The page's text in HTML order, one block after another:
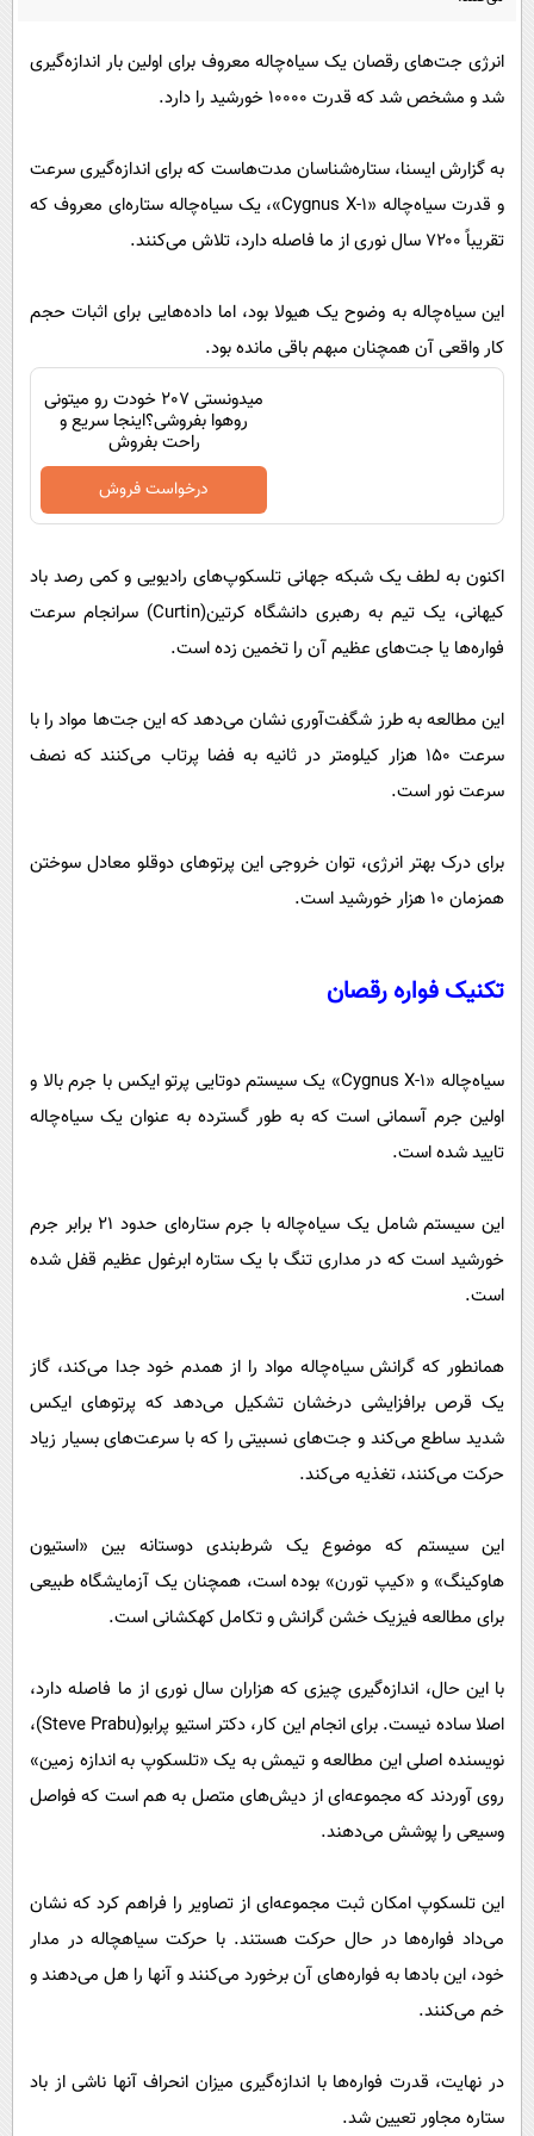
فناوری
گوناگون
سلامت
بین الملل
اجتماعی
حیات وحش
روانشناسی
آشپزی
انرژی جت‌های رقصان یک سیاه‌چاله معروف برای اولین بار اندازه‌گیری
شد و مشخص شد که قدرت ۱۰۰۰۰ خورشید را دارد.
به گزارش ایسنا، ستاره‌شناسان مدت‌هاست که برای اندازه‌گیری سرعت
و قدرت سیاه‌چاله «Cygnus X-1»، یک سیاه‌چاله ستاره‌ای معروف که
تقریباً ۷۲۰۰ سال نوری از ما فاصله دارد، تلاش می‌کنند.
این سیاه‌چاله به وضوح یک هیولا بود، اما داده‌هایی برای اثبات حجم
کار واقعی آن همچنان مبهم باقی مانده بود.
میدونستی 207 خودت رو میتونی
روهوا بفروشی؟اینجا سریع و
راحت بفروش
درخواست فروش
اکنون به لطف یک شبکه جهانی تلسکوپ‌های رادیویی و کمی رصد باد
کیهانی، یک تیم به رهبری دانشگاه کرتین(Curtin) سرانجام سرعت
فواره‌ها یا جت‌های عظیم آن را تخمین زده است.
این مطالعه به طرز شگفت‌آوری نشان می‌دهد که این جت‌ها مواد را با
سرعت ۱۵۰ هزار کیلومتر در ثانیه به فضا پرتاب می‌کنند که نصف
سرعت نور است.
برای درک بهتر انرژی، توان خروجی این پرتوهای دوقلو معادل سوختن
همزمان ۱۰ هزار خورشید است.
تکنیک فواره رقصان
سیاه‌چاله «Cygnus X-1» یک سیستم دوتایی پرتو ایکس با جرم بالا و
اولین جرم آسمانی است که به طور گسترده به عنوان یک سیاه‌چاله
تایید شده است.
این سیستم شامل یک سیاه‌چاله با جرم ستاره‌ای حدود ۲۱ برابر جرم
خورشید است که در مداری تنگ با یک ستاره ابرغول عظیم قفل شده
است.
همانطور که گرانش سیاه‌چاله مواد را از همدم خود جدا می‌کند، گاز
یک قرص برافزایشی درخشان تشکیل می‌دهد که پرتوهای ایکس
شدید ساطع می‌کند و جت‌های نسبیتی را که با سرعت‌های بسیار زیاد
حرکت می‌کنند، تغذیه می‌کند.
این سیستم که موضوع یک شرط‌بندی دوستانه بین «استیون
هاوکینگ» و «کیپ تورن» بوده است، همچنان یک آزمایشگاه طبیعی
برای مطالعه فیزیک خشن گرانش و تکامل کهکشانی است.
با این حال، اندازه‌گیری چیزی که هزاران سال نوری از ما فاصله دارد،
اصلا ساده نیست. برای انجام این کار، دکتر استیو پرابو(Steve Prabu)،
نویسنده اصلی این مطالعه و تیمش به یک «تلسکوپ به اندازه زمین»
روی آوردند که مجموعه‌ای از دیش‌های متصل به هم است که فواصل
وسیعی را پوشش می‌دهند.
این تلسکوپ امکان ثبت مجموعه‌ای از تصاویر را فراهم کرد که نشان
می‌داد فواره‌ها در حال حرکت هستند. با حرکت سیاهچاله در مدار
خود، این بادها به فواره‌های آن برخورد می‌کنند و آنها را هل می‌دهند و
خم می‌کنند.
در نهایت، قدرت فواره‌ها با اندازه‌گیری میزان انحراف آنها ناشی از باد
ستاره مجاور تعیین شد.